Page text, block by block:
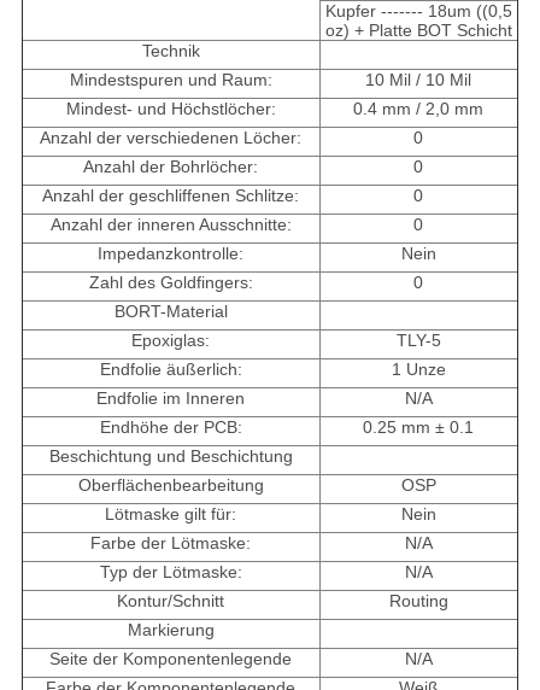
Kupfer ------- 18um ((0,5
oz) + Platte BOT Schicht
Technik
Mindestspuren und Raum:
10 Mil / 10 Mil
Mindest- und Höchstlöcher:
0.4 mm / 2,0 mm
Anzahl der verschiedenen Löcher:
0
Anzahl der Bohrlöcher:
0
Anzahl der geschliffenen Schlitze:
0
Anzahl der inneren Ausschnitte:
0
Impedanzkontrolle:
Nein
Zahl des Goldfingers:
0
BORT-Material
Epoxiglas:
TLY-5
Endfolie äußerlich:
1 Unze
Endfolie im Inneren
N/A
Endhöhe der PCB:
0.25 mm ± 0.1
Beschichtung und Beschichtung
Oberflächenbearbeitung
OSP
Lötmaske gilt für:
Nein
Farbe der Lötmaske:
N/A
Typ der Lötmaske:
N/A
Kontur/Schnitt
Routing
Markierung
Seite der Komponentenlegende
N/A